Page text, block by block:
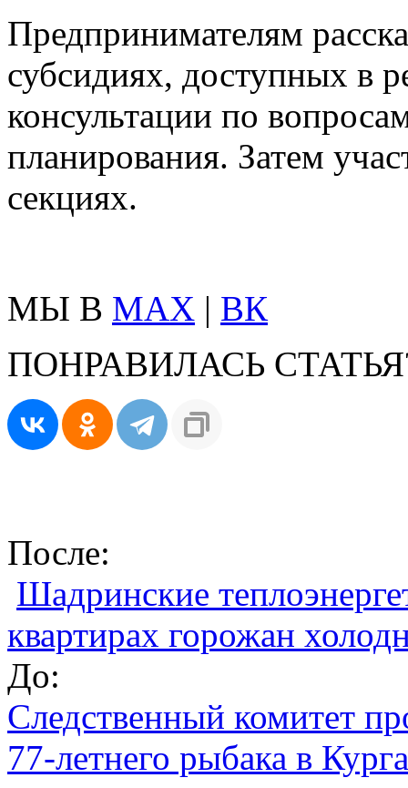
Предпринимателям
субсидиях, доступных в
консультации по
планирования. Затем
секциях.
МЫ В MAX | ВК
ПОНРАВИЛАСЬ
После:
Шадринские
квартирах горожан
До:
Следственный комитет
77-летнего рыбака в